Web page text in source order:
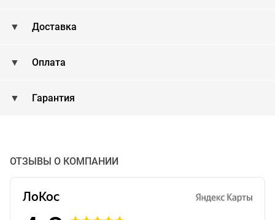
Доставка
Оплата
Гарантия
ОТЗЫВЫ О КОМПАНИИ